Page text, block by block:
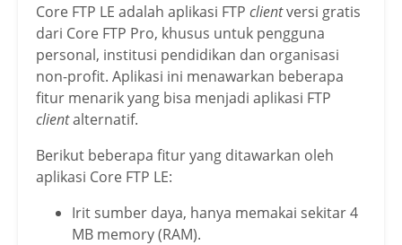
Core FTP LE adalah aplikasi FTP clientversi gratis
dari Core FTP Pro, khusus untuk pengguna
personal, institusi pendidikan dan organisasi
non-profit. Aplikasi ini menawarkan beberapa
fitur menarik yang bisa menjadi aplikasi FTP
clientalternatif.
Berikut beberapa fitur yang ditawarkan oleh
aplikasi Core FTP LE:
Irit sumber daya, hanya memakai sekitar 4
MB memory (RAM).